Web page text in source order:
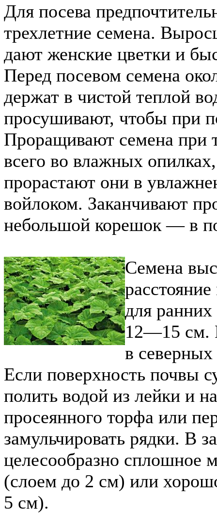
Для посева
трехлетние семена.
дают женские цветки и
Перед посевом семена
держат в чистой теплой
просушивают, чтобы при
Проращивают семена при
всего во влажных
прорастают они в
войлоком. Заканчивают
небольшой корешок — в
Семена
для
12—15 см.
в
Если поверхность почвы
полить водой из лейки и
просеянного торфа или
замульчировать рядки. В
целесообразно сплошное
(слоем до 2 см) или
5 см).